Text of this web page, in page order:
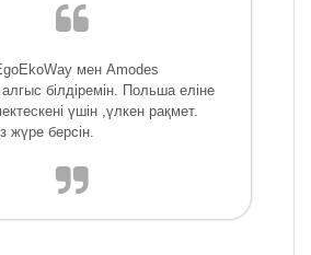
мен Amodes
білдіремін. Польша еліне
үшін ,үлкен рақмет.
берсін.